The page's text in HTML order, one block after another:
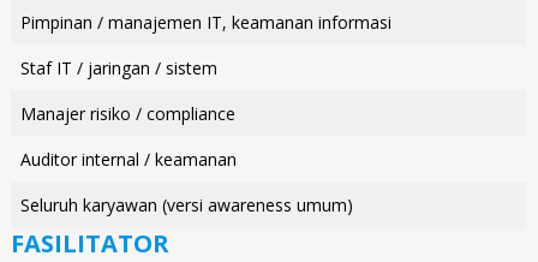
Pimpinan / manajemen IT, keamanan informasi
Staf IT / jaringan / sistem
Manajer risiko / compliance
Auditor internal / keamanan
Seluruh karyawan (versi awareness umum)
FASILITATOR